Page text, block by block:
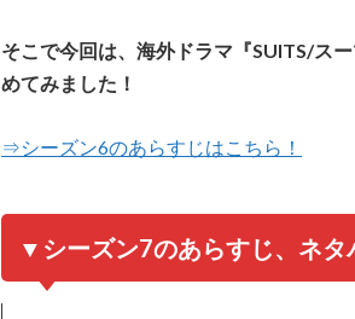
そこで今回は、海外ドラマ『SUITS/ス
めてみました！
⇒シーズン6のあらすじはこちら！
▼シーズン7のあらすじ、ネタ